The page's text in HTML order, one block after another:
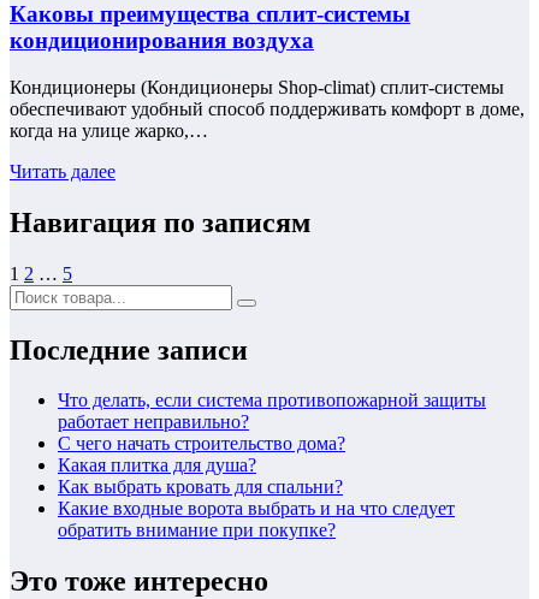
Каковы преимущества сплит-системы
кондиционирования воздуха
Кондиционеры (Кондиционеры Shop-climat) сплит-системы
обеспечивают удобный способ поддерживать комфорт в доме,
когда на улице жарко,…
Читать далее
Навигация по записям
1 2 … 5
Последние записи
Что делать, если система противопожарной защиты
работает неправильно?
С чего начать строительство дома?
Какая плитка для душа?
Как выбрать кровать для спальни?
Какие входные ворота выбрать и на что следует
обратить внимание при покупке?
Это тоже интересно